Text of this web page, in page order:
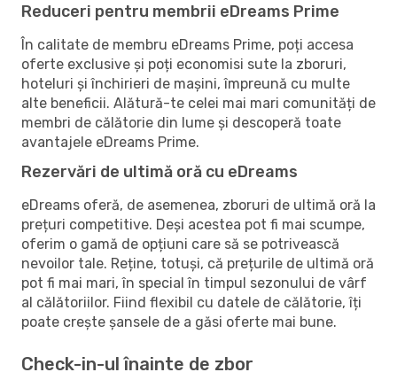
Reduceri pentru membrii eDreams Prime
În calitate de membru eDreams Prime, poți accesa
oferte exclusive și poți economisi sute la zboruri,
hoteluri și închirieri de mașini, împreună cu multe
alte beneficii. Alătură-te celei mai mari comunități de
membri de călătorie din lume și descoperă toate
avantajele eDreams Prime.
Rezervări de ultimă oră cu eDreams
eDreams oferă, de asemenea, zboruri de ultimă oră la
prețuri competitive. Deși acestea pot fi mai scumpe,
oferim o gamă de opțiuni care să se potrivească
nevoilor tale. Reține, totuși, că prețurile de ultimă oră
pot fi mai mari, în special în timpul sezonului de vârf
al călătoriilor. Fiind flexibil cu datele de călătorie, îți
poate crește șansele de a găsi oferte mai bune.
Check-in-ul înainte de zbor